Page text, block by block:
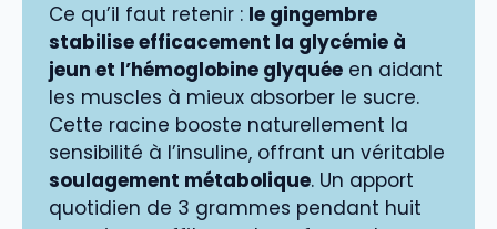
Ce qu’il faut retenir : le gingembre
stabilise efficacement la glycémie à
jeun et l’hémoglobine glyquée en aidant
les muscles à mieux absorber le sucre.
Cette racine booste naturellement la
sensibilité à l’insuline, offrant un véritable
soulagement métabolique. Un apport
quotidien de 3 grammes pendant huit